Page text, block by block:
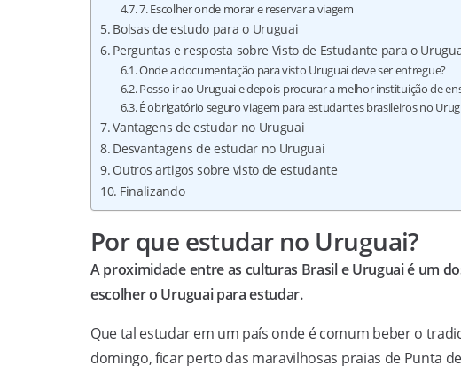
7. Escolher onde morar e reservar a viagem
Bolsas de estudo para o Uruguai
Perguntas e resposta sobre Visto de Estudante para o
Onde a documentação para visto Uruguai deve ser entregue?
Posso ir ao Uruguai e depois procurar a melhor instituição de
É obrigatório seguro viagem para estudantes brasileiros no
Vantagens de estudar no Uruguai
Desvantagens de estudar no Uruguai
Outros artigos sobre visto de estudante
Finalizando
Por que estudar no Uruguai?
A proximidade entre as culturas Brasil e Uruguai é um
escolher o Uruguai para estudar.
Que tal estudar em um país onde é comum beber o
domingo, ficar perto das maravilhosas praias de Punta